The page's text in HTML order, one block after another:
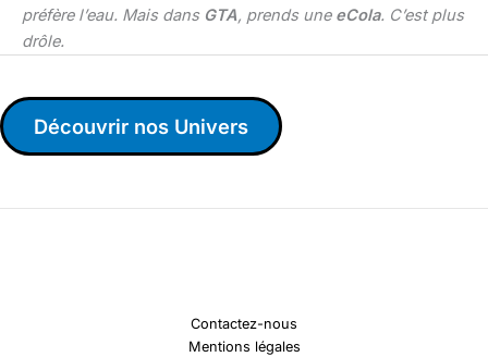
préfère l’eau. Mais dans GTA, prends une eCola. C’est plus
drôle.
Découvrir nos Univers
Contactez-nous
Mentions légales